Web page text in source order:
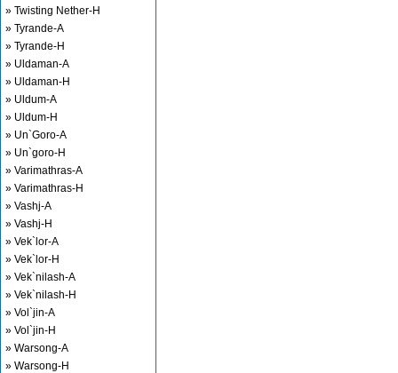
» Twisting Nether-H
» Tyrande-A
» Tyrande-H
» Uldaman-A
» Uldaman-H
» Uldum-A
» Uldum-H
» Un`Goro-A
» Un`goro-H
» Varimathras-A
» Varimathras-H
» Vashj-A
» Vashj-H
» Vek`lor-A
» Vek`lor-H
» Vek`nilash-A
» Vek`nilash-H
» Vol`jin-A
» Vol`jin-H
» Warsong-A
» Warsong-H